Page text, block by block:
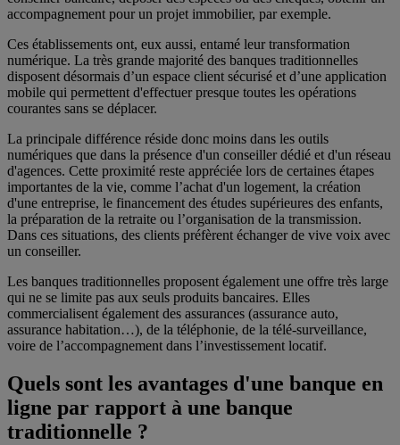
accompagnement pour un projet immobilier, par exemple.
Ces établissements ont, eux aussi, entamé leur transformation
numérique. La très grande majorité des banques traditionnelles
disposent désormais d’un espace client sécurisé et d’une application
mobile qui permettent d'effectuer presque toutes les opérations
courantes sans se déplacer.
La principale différence réside donc moins dans les outils
numériques que dans la présence d'un conseiller dédié et d'un réseau
d'agences. Cette proximité reste appréciée lors de certaines étapes
importantes de la vie, comme l’achat d'un logement, la création
d'une entreprise, le financement des études supérieures des enfants,
la préparation de la retraite ou l’organisation de la transmission.
Dans ces situations, des clients préfèrent échanger de vive voix avec
un conseiller.
Les banques traditionnelles proposent également une offre très large
qui ne se limite pas aux seuls produits bancaires. Elles
commercialisent également des assurances (assurance auto,
assurance habitation…), de la téléphonie, de la télé-surveillance,
voire de l’accompagnement dans l’investissement locatif.
Quels sont les avantages d'une banque en
ligne par rapport à une banque
traditionnelle ?